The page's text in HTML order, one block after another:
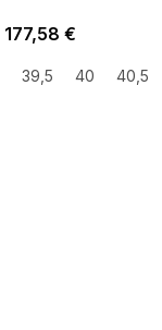
42 42,5 41,5
177,58 €
39,5 40 40,5